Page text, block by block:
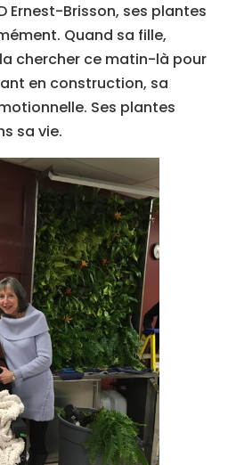
Ernest-Brisson, ses plantes
Quand sa fille,
chercher ce matin-là pour
en construction, sa
Ses plantes
sa vie.